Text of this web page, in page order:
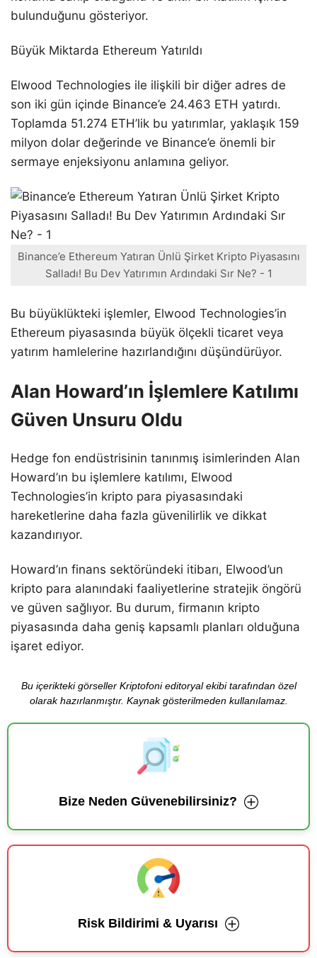
bulunduğunu gösteriyor.
Büyük Miktarda Ethereum Yatırıldı
Elwood Technologies ile ilişkili bir diğer adres de
son iki gün içinde Binance’e 24.463 ETH yatırdı.
Toplamda 51.274 ETH’lik bu yatırımlar, yaklaşık 159
milyon dolar değerinde ve Binance’e önemli bir
sermaye enjeksiyonu anlamına geliyor.
Binance’e Ethereum Yatıran Ünlü Şirket Kripto Piyasasını
Salladı! Bu Dev Yatırımın Ardındaki Sır Ne? - 1
Bu büyüklükteki işlemler, Elwood Technologies’in
Ethereum piyasasında büyük ölçekli ticaret veya
yatırım hamlelerine hazırlandığını düşündürüyor.
Alan Howard’ın İşlemlere Katılımı
Güven Unsuru Oldu
Hedge fon endüstrisinin tanınmış isimlerinden Alan
Howard’ın bu işlemlere katılımı, Elwood
Technologies’in kripto para piyasasındaki
hareketlerine daha fazla güvenilirlik ve dikkat
kazandırıyor.
Howard’ın finans sektöründeki itibarı, Elwood’un
kripto para alanındaki faaliyetlerine stratejik öngörü
ve güven sağlıyor. Bu durum, firmanın kripto
piyasasında daha geniş kapsamlı planları olduğuna
işaret ediyor.
Bu içerikteki görseller Kriptofoni editoryal ekibi tarafından özel
olarak hazırlanmıştır. Kaynak gösterilmeden kullanılamaz.
Bize Neden Güvenebilirsiniz?
Risk Bildirimi & Uyarısı